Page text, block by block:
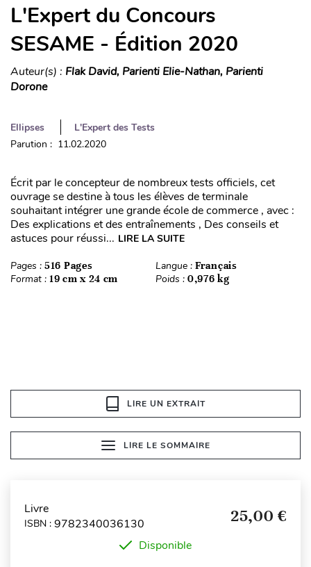
L'Expert du Concours
SESAME - Édition 2020
Auteur(s) : Flak David, Parienti Elie-Nathan, Parienti
Dorone
Ellipses
L'Expert des Tests
Parution : 11.02.2020
Écrit par le concepteur de nombreux tests officiels, cet
ouvrage se destine à tous les élèves de terminale
souhaitant intégrer une grande école de commerce , avec :
Des explications et des entraînements , Des conseils et
astuces pour réussi... LIRE LA SUITE
Pages : 516 Pages Langue : Français
Format : 19 cm x 24 cm Poids : 0,976 kg
LIRE UN EXTRAIT
LIRE LE SOMMAIRE
Livre
ISBN : 9782340036130 25,00 €
Disponible